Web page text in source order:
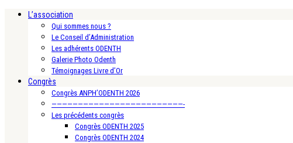
L’association
Qui sommes nous ?
Le Conseil d’Administration
Les adhérents ODENTH
Galerie Photo Odenth
Témoignages Livre d’Or
Congrès
Congrès ANPH’ODENTH 2026
—————————————————————————-
Les précédents congrès
Congrès ODENTH 2025
Congrès ODENTH 2024